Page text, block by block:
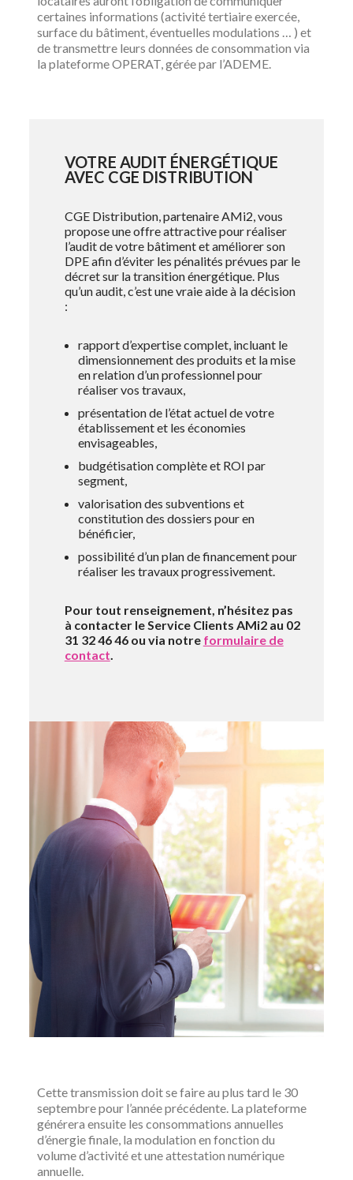
certaines informations (activité tertiaire exercée,
surface du bâtiment, éventuelles modulations … ) et
de transmettre leurs données de consommation via
la plateforme OPERAT, gérée par l’ADEME.
VOTRE AUDIT ÉNERGÉTIQUE
AVEC CGE DISTRIBUTION
CGE Distribution, partenaire AMi2, vous
propose une offre attractive pour réaliser
l’audit de votre bâtiment et améliorer son
DPE afin d’éviter les pénalités prévues par le
décret sur la transition énergétique. Plus
qu’un audit, c’est une vraie aide à la décision
:
rapport d’expertise complet, incluant le
dimensionnement des produits et la mise
en relation d’un professionnel pour
réaliser vos travaux,
présentation de l’état actuel de votre
établissement et les économies
envisageables,
budgétisation complète et ROI par
segment,
valorisation des subventions et
constitution des dossiers pour en
bénéficier,
possibilité d’un plan de financement pour
réaliser les travaux progressivement.
Pour tout renseignement, n’hésitez pas
à contacter le Service Clients AMi2 au 02
31 32 46 46 ou via notre formulaire de
contact.
Cette transmission doit se faire au plus tard le 30
septembre pour l’année précédente. La plateforme
générera ensuite les consommations annuelles
d’énergie finale, la modulation en fonction du
volume d’activité et une attestation numérique
annuelle.